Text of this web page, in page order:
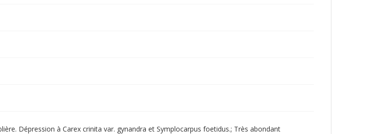
Dépression à Carex crinita var. gynandra et Symplocarpus foetidus.; Très abondant